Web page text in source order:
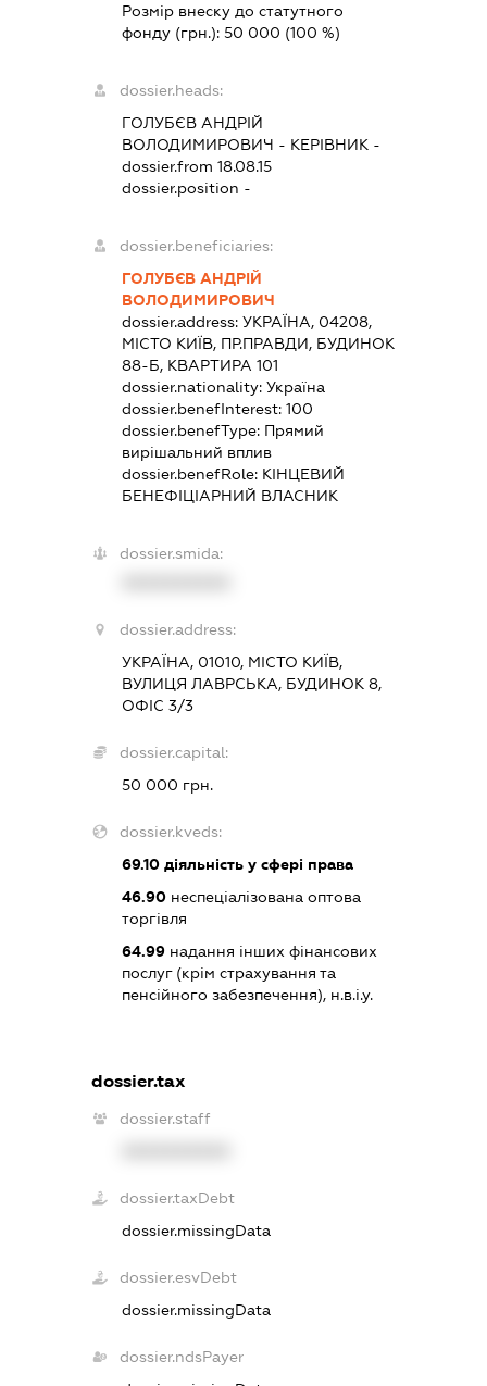
Розмір внеску до статутного
фонду (грн.): 50 000 (100 %)
dossier.heads:
ГОЛУБЄВ АНДРІЙ
ВОЛОДИМИРОВИЧ - КЕРІВНИК-
dossier.from 18.08.15
dossier.position -
dossier.beneficiaries:
ГОЛУБЄВ АНДРІЙ
ВОЛОДИМИРОВИЧ
dossier.address: УКРАЇНА, 04208,
МІСТО КИЇВ, ПР.ПРАВДИ, БУДИНОК
88-Б, КВАРТИРА 101
dossier.nationality: Україна
dossier.benefInterest: 100
dossier.benefType: Прямий
вирішальний вплив
dossier.benefRole: КІНЦЕВИЙ
БЕНЕФІЦІАРНИЙ ВЛАСНИК
dossier.smida:
dossier.address:
УКРАЇНА, 01010, МІСТО КИЇВ,
ВУЛИЦЯ ЛАВРСЬКА, БУДИНОК 8,
ОФІС 3/3
dossier.capital:
50 000 грн.
dossier.kveds:
69.10діяльність у сфері права
46.90неспеціалізована оптова
торгівля
64.99надання інших фінансових
послуг (крім страхування та
пенсійного забезпечення), н.в.і.у.
dossier.tax
dossier.staff
dossier.taxDebt
dossier.missingData
dossier.esvDebt
dossier.missingData
dossier.ndsPayer